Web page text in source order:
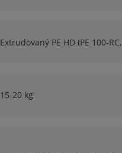
Extrudovaný PE HD (PE 100-
15-20 kg